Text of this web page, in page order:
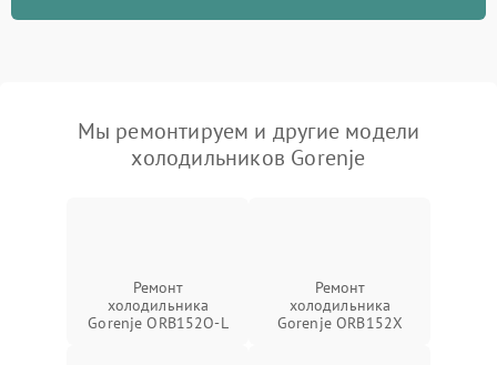
Мы ремонтируем и другие модели
холодильников Gorenje
Ремонт
холодильника
Gorenje ORB152O-L
Ремонт
холодильника
Gorenje ORB152X